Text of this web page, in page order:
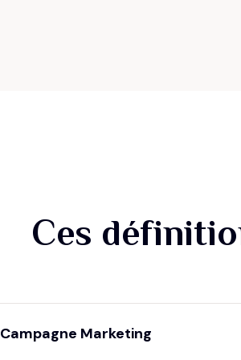
Ces
Campagne Marketing